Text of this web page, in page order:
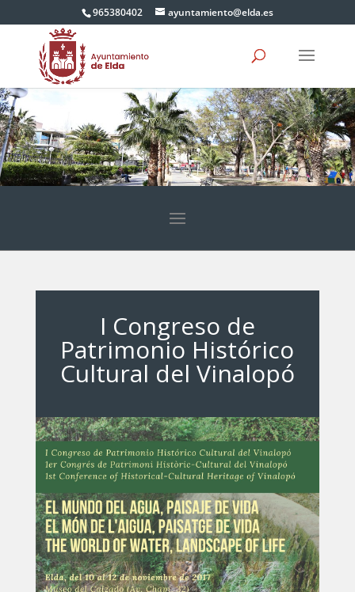
965380402 ayuntamiento@elda.es
I Congreso de
Patrimonio Histórico
Cultural del Vinalopó